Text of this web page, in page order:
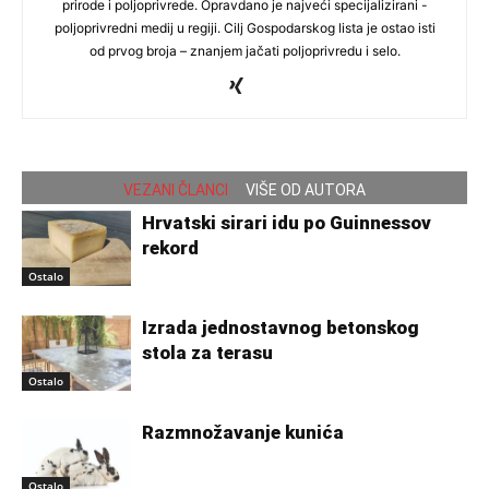
prirode i poljoprivrede. Opravdano je najveći specijalizirani -
poljoprivredni medij u regiji. Cilj Gospodarskog lista je ostao isti
od prvog broja – znanjem jačati poljoprivredu i selo.
VEZANI ČLANCI VIŠE OD AUTORA
Ostalo
Hrvatski sirari idu po Guinnessov
rekord
Ostalo
Izrada jednostavnog betonskog
stola za terasu
Ostalo
Razmnožavanje kunića